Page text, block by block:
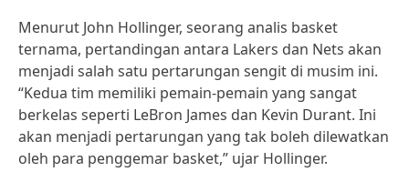
Menurut John Hollinger, seorang analis basket
ternama, pertandingan antara Lakers dan Nets akan
menjadi salah satu pertarungan sengit di musim ini.
“Kedua tim memiliki pemain-pemain yang sangat
berkelas seperti LeBron James dan Kevin Durant. Ini
akan menjadi pertarungan yang tak boleh dilewatkan
oleh para penggemar basket,” ujar Hollinger.